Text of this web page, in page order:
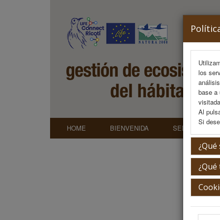
los
base a
Al
Si
¿Qué
HOME BIENVENIDA SEDE
Por